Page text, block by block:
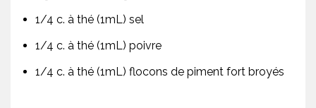
1/4 c. à thé (1mL) sel
1/4 c. à thé (1mL) poivre
1/4 c. à thé (1mL) flocons de piment fort broyés